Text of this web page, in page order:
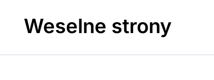
contentWeselne strony